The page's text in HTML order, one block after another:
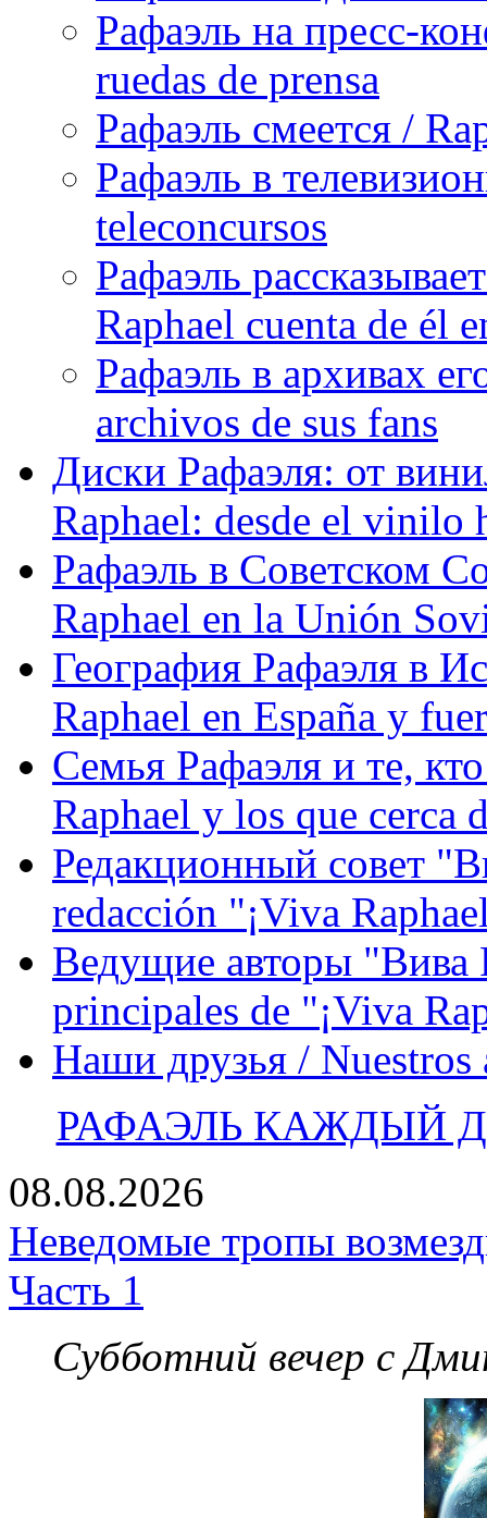
Рафаэль на пресс-
ruedas de prensa
Рафаэль смеется /
Рафаэль в
teleconcursos
Рафаэль
Raphael cuenta de él
Рафаэль в архивах
archivos de sus fans
Диски Рафаэля: от
Raphael: desde el vinilo
Рафаэль в Советском
Raphael en la Unión
География Рафаэля в
Raphael en España y
Семья Рафаэля и те,
Raphael y los que cerca
Редакционный совет
redacción "¡Viva
Ведущие авторы "Вива
principales de "¡Viva
Наши друзья / Nuestros
РАФАЭЛЬ КАЖДЫЙ
08.08.2026
Неведомые тропы
Часть 1
Субботний вечер с